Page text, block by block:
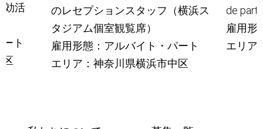
効活
ト
区
のレセプションスタッフ（横浜ス
タジアム個室観覧席）
雇用形態：アルバイト・パート
エリア：神奈川県横浜市中区
de
雇用形
エリア